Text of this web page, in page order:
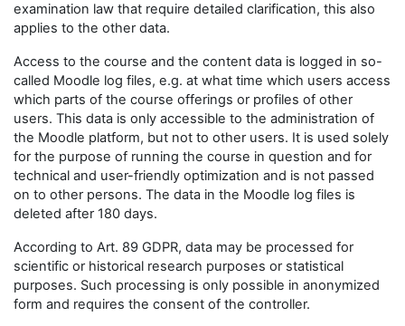
examination law that require detailed clarification, this also
applies to the other data.
Access to the course and the content data is logged in so-
called Moodle log files, e.g. at what time which users access
which parts of the course offerings or profiles of other
users. This data is only accessible to the administration of
the Moodle platform, but not to other users. It is used solely
for the purpose of running the course in question and for
technical and user-friendly optimization and is not passed
on to other persons. The data in the Moodle log files is
deleted after 180 days.
According to Art. 89 GDPR, data may be processed for
scientific or historical research purposes or statistical
purposes. Such processing is only possible in anonymized
form and requires the consent of the controller.